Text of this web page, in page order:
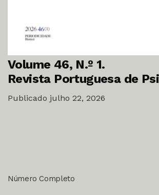
Volume 46, N.º 1.
Revista Portuguesa de
Publicado julho 22, 2026
Número Completo